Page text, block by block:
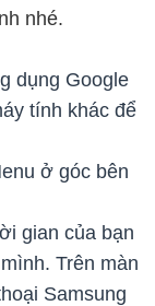
nhé.
dụng Google
tính khác để
ở góc bên
gian của bạn
Trên màn
Samsung